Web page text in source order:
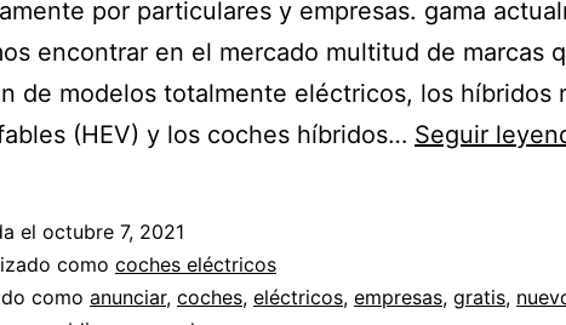
por particulares y empresas. gama
encontrar en el mercado multitud de marcas
de modelos totalmente eléctricos, los híbridos
(HEV) y los coches híbridos… Seguir
el octubre 7, 2021
como coches eléctricos
como anunciar, coches, eléctricos, empresas, gratis,